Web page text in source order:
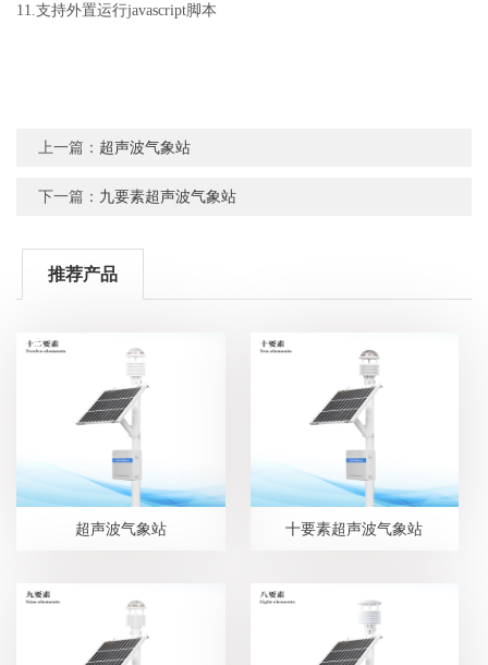
11.支持外置运行javascript脚本
上一篇： 超声波气象站
下一篇： 九要素超声波气象站
推荐产品
超声波气象站 十要素超声波气象站